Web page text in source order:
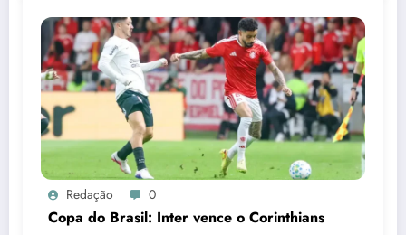
Redação 0
Copa do Brasil: Inter vence o Corinthians